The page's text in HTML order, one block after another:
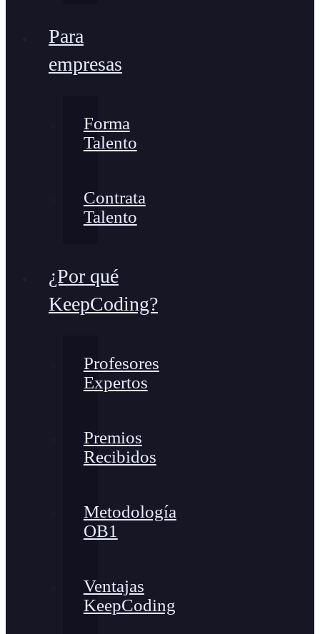
Para
empresas
Forma
Talento
Contrata
Talento
¿Por qué
KeepCoding?
Profesores
Expertos
Premios
Recibidos
Metodología
OB1
Ventajas
KeepCoding